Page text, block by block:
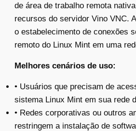
de área de trabalho remota
recursos do servidor Vino VNC.
o estabelecimento de conexões
remoto do Linux Mint em uma
Melhores cenários de uso:
• Usuários que precisam de
sistema Linux Mint em sua rede
• Redes corporativas ou outros
restringem a instalação de